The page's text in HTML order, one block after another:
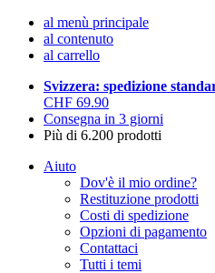
al menù principale
al contenuto
al carrello
Svizzera: spedizione
CHF 69.90
Consegna in 3 giorni
Più di 6.200 prodotti
Aiuto
Dov'è il mio ordine?
Restituzione prodotti
Costi di spedizione
Opzioni di pagamento
Contattaci
Tutti i temi